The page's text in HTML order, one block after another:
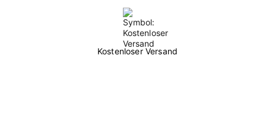
Kostenloser Versand